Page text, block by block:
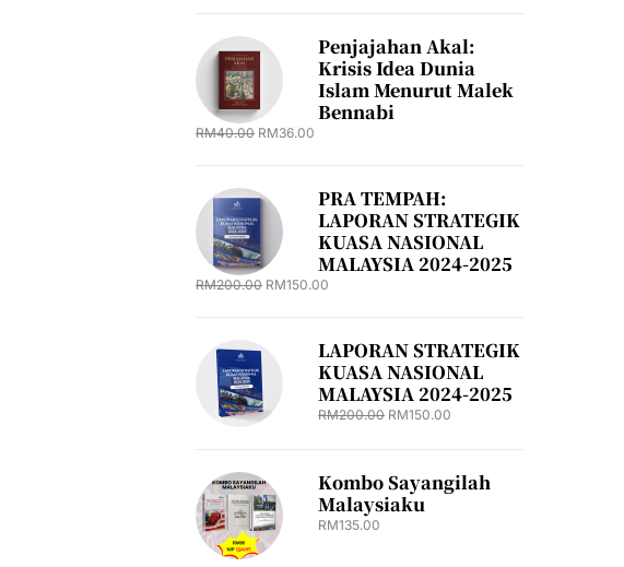
Penjajahan Akal:
Krisis Idea Dunia
Islam Menurut Malek
Bennabi
RM40.00 RM36.00
PRA TEMPAH:
LAPORAN STRATEGIK
KUASA NASIONAL
MALAYSIA 2024-2025
RM200.00 RM150.00
LAPORAN STRATEGIK
KUASA NASIONAL
MALAYSIA 2024-2025
RM200.00 RM150.00
Kombo Sayangilah
Malaysiaku
RM135.00